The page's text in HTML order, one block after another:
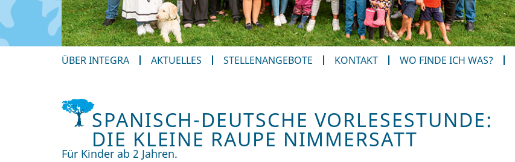
ÜBER INTEGRA AKTUELLES STELLENANGEBOTE KONTAKT WO FINDE ICH WAS?
SPANISCH-DEUTSCHE VORLESESTUNDE:
DIE KLEINE RAUPE NIMMERSATT
Für Kinder ab 2 Jahren.